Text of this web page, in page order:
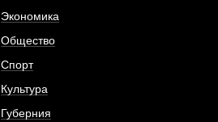
Экономика
Общество
Спорт
Культура
Губерния